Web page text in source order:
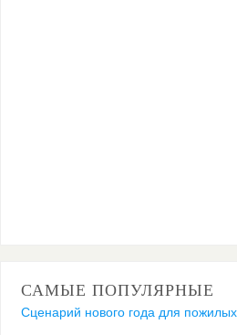
САМЫЕ ПОПУЛЯРНЫЕ
Сценарий нового года для пожилых